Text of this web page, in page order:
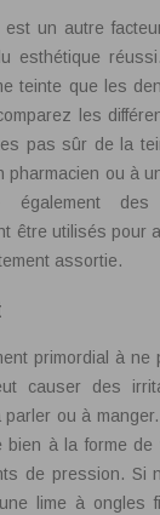
un autre
esthétique
teinte que les
les
pas sûr de la
pharmacien ou à
des
être utilisés pour
assortie.
primordial à ne
causer des
parler ou à
bien à la forme
de pression. Si
lime à ongles